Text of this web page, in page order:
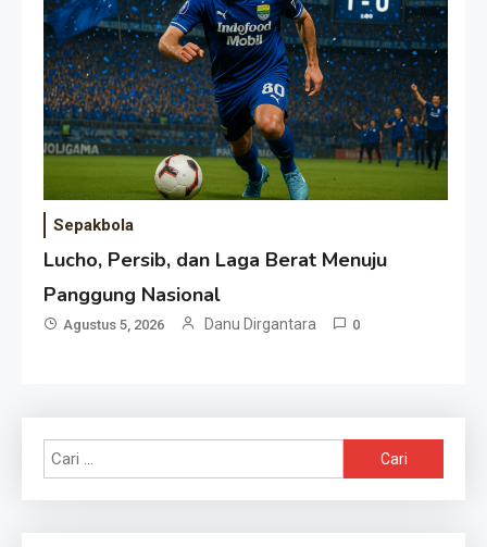
Sepakbola
Lucho, Persib, dan Laga Berat Menuju
Panggung Nasional
Agustus 5, 2026 Danu Dirgantara 0
untuk: